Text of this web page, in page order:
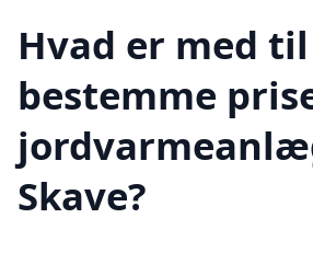
Hvad er med
bestemme
Skave?